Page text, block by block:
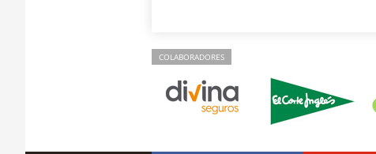
COLABORADORES